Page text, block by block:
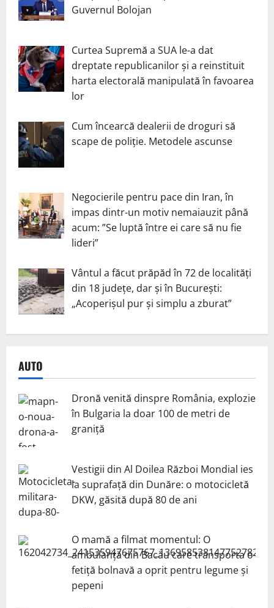
Guvernul Bolojan
Curtea Supremă a SUA le-a dat
dreptate republicanilor și a reinstituit
harta electorală manipulată în favoarea
lor
Cum încearcă dealerii de droguri să
scape de poliție. Metodele ascunse
Negocierile pentru pace din Iran, în
impas dintr-un motiv nemaiauzit până
acum: ”Se luptă între ei care să nu fie
lideri”
Vântul a făcut prăpăd în 72 de localități
din 18 județe, dar și în București:
„Acoperișul pur și simplu a zburat”
AUTO
Dronă venită dinspre România, explozie
în Bulgaria la doar 100 de metri de
graniță
Vestigii din Al Doilea Război Mondial ies
la suprafață din Dunăre: o motocicletă
DKW, găsită după 80 de ani
O mamă a filmat momentul: O
ambulanță din Bacău care transporta o
fetiță bolnavă a oprit pentru legume și
pepeni